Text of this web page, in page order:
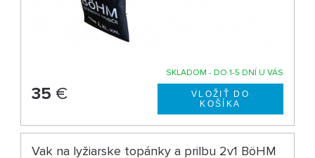
SKLADOM - DO 1-5 DNÍ U VÁS
35 €
Vak na lyžiarske topánky a prilbu 2v1 BöHM